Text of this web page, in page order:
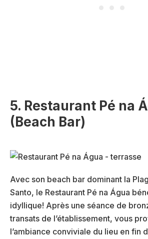
5. Restaurant Pé na
(Beach Bar)
Avec son beach bar dominant la
Santo, le Restaurant Pé na Água
idyllique! Après une séance de
transats de l’établissement, vous
l’ambiance conviviale du lieu en fin